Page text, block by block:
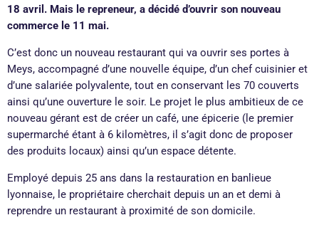
18 avril. Mais le repreneur, a décidé d’ouvrir son nouveau
commerce le 11 mai.
C’est donc un nouveau restaurant qui va ouvrir ses portes à
Meys, accompagné d’une nouvelle équipe, d’un chef cuisinier et
d’une salariée polyvalente, tout en conservant les 70 couverts
ainsi qu’une ouverture le soir. Le projet le plus ambitieux de ce
nouveau gérant est de créer un café, une épicerie (le premier
supermarché étant à 6 kilomètres, il s’agit donc de proposer
des produits locaux) ainsi qu’un espace détente.
Employé depuis 25 ans dans la restauration en banlieue
lyonnaise, le propriétaire cherchait depuis un an et demi à
reprendre un restaurant à proximité de son domicile.